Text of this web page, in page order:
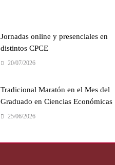
Jornadas online y presenciales en
distintos CPCE
20/07/2026
Tradicional Maratón en el Mes del
Graduado en Ciencias Económicas
25/06/2026